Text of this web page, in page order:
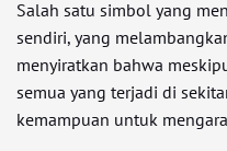
Salah satu simbol yang
sendiri, yang
menyiratkan bahwa
semua yang terjadi di
kemampuan untuk